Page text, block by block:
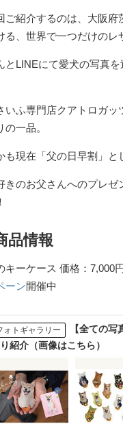
ご紹介するのは、大阪
る、世界で一つだけのレ
とLINEにて愛犬の写真
いふ専門店クアトロガ
の一品。
も現在「父の日早割」と
きのお父さんへのプレ
品情報
キーケース 価格：7,000
ーン開催中
ォトギャラリー
【全ての
紹介（画像はこちら）